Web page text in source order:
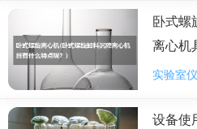
广形式带来新客户。
3、网络推广客户二次利用
钱花了员工工资也发了，
引来的客户还有大的用处。什
卧式螺
离心机
实验室
设备使